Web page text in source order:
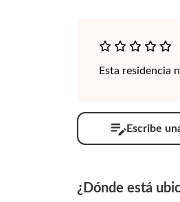
Esta residencia
Escribe
¿Dónde está